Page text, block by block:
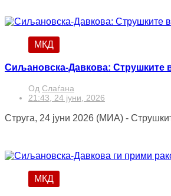
МКД
Сиљановска-Давкова: Струшките
Од Слаѓана
21:43, 24 јуни, 2026
Струга, 24 јуни 2026 (МИА) -
МКД